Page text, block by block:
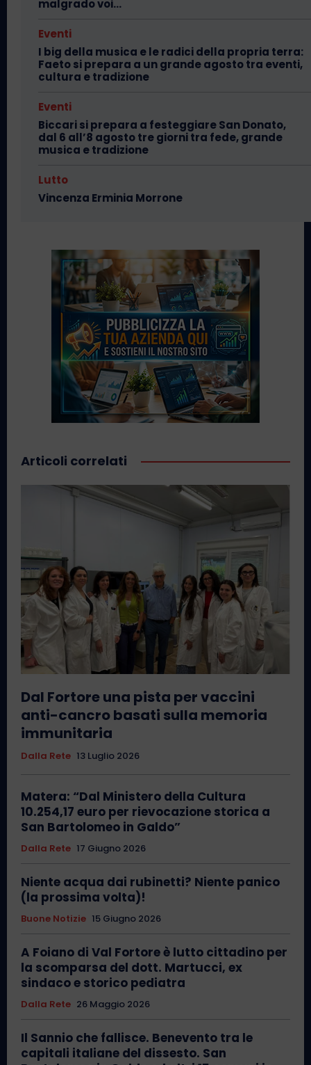
malgrado voi…
Eventi
I big della musica e le radici della propria terra:
Faeto si prepara a un grande agosto tra eventi,
cultura e tradizione
Eventi
Biccari si prepara a festeggiare San Donato,
dal 6 all’8 agosto tre giorni tra fede, grande
musica e tradizione
Lutto
Vincenza Erminia Morrone
Articoli correlati
Dal Fortore una pista per vaccini
anti-cancro basati sulla memoria
immunitaria
Dalla Rete 13 Luglio 2026
Matera: “Dal Ministero della Cultura
10.254,17 euro per rievocazione storica a
San Bartolomeo in Galdo”
Dalla Rete 17 Giugno 2026
Niente acqua dai rubinetti? Niente panico
(la prossima volta)!
Buone Notizie 15 Giugno 2026
A Foiano di Val Fortore è lutto cittadino per
la scomparsa del dott. Martucci, ex
sindaco e storico pediatra
Dalla Rete 26 Maggio 2026
Il Sannio che fallisce. Benevento tra le
capitali italiane del dissesto. San